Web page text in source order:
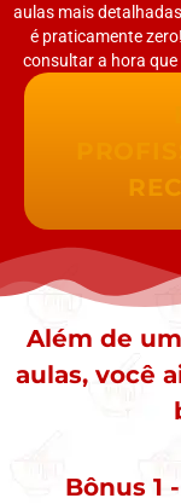
aulas mais
é praticamente
consultar a hora
Além de
aulas, você
Bônus 1